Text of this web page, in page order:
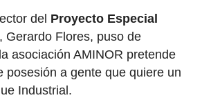
del Proyecto Especial
, Gerardo Flores, puso de
asociación AMINOR pretende
posesión a gente que quiere un
Industrial.